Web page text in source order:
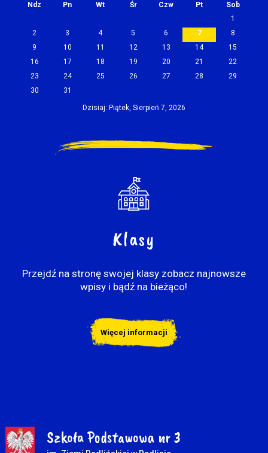
Ndz Pn Wt Śr Czw Pt
Sob
1
2
3 4 5 6 7
8
9
10 11 12 13 14
15
16
17 18 19 20 21
22
23
24 25 26 27 28
29
30
31
Dzisiaj: Piątek, Sierpień 7, 2026
Klasy
Przejdź na stronę swojej klasy zobacz najnowsze
wpisy i bądź na bieżąco!
Więcej informacji
Szkoła Podstawowa nr 3